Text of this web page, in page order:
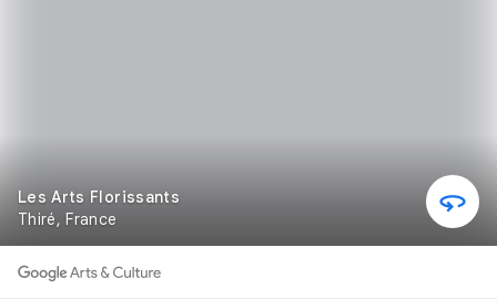
Les Arts Florissants
Thiré, France